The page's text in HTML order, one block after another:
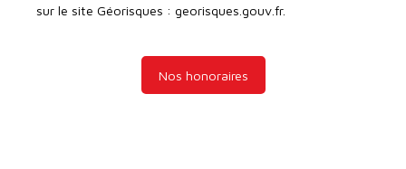
sur le site Géorisques : georisques.gouv.fr.
Nos honoraires